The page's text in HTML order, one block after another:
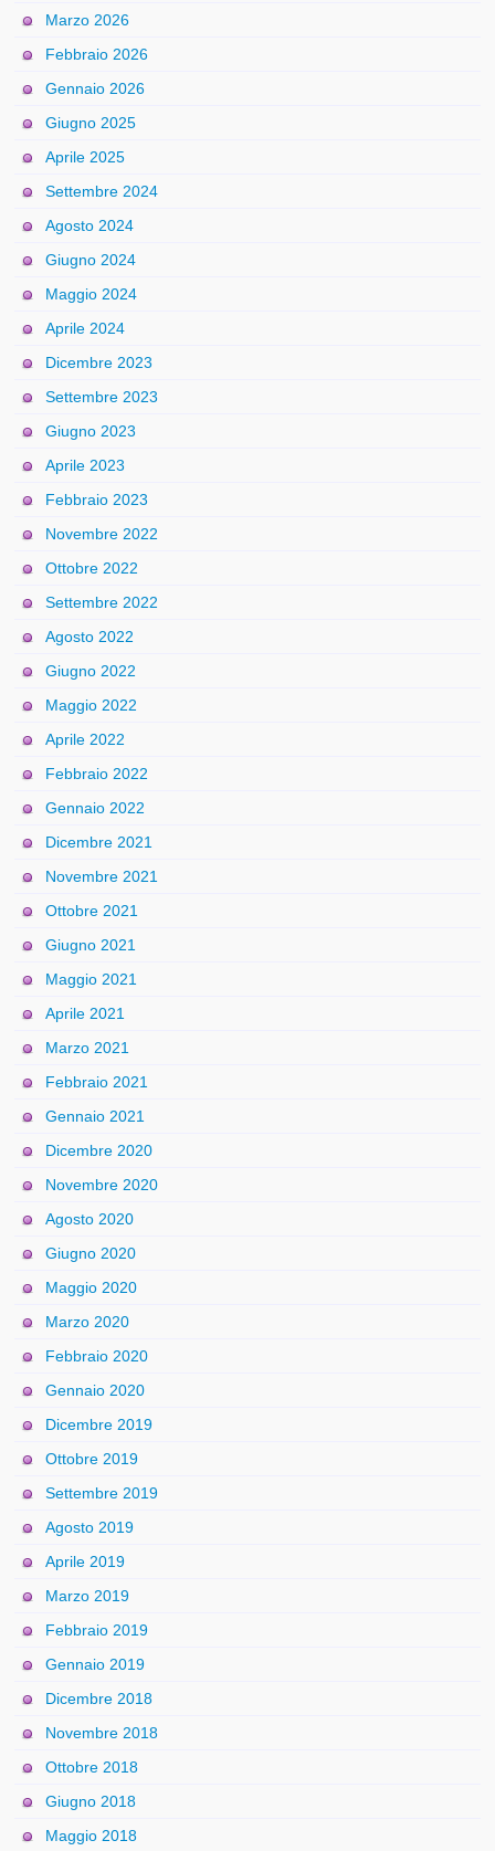
Marzo 2026
Febbraio 2026
Gennaio 2026
Giugno 2025
Aprile 2025
Settembre 2024
Agosto 2024
Giugno 2024
Maggio 2024
Aprile 2024
Dicembre 2023
Settembre 2023
Giugno 2023
Aprile 2023
Febbraio 2023
Novembre 2022
Ottobre 2022
Settembre 2022
Agosto 2022
Giugno 2022
Maggio 2022
Aprile 2022
Febbraio 2022
Gennaio 2022
Dicembre 2021
Novembre 2021
Ottobre 2021
Giugno 2021
Maggio 2021
Aprile 2021
Marzo 2021
Febbraio 2021
Gennaio 2021
Dicembre 2020
Novembre 2020
Agosto 2020
Giugno 2020
Maggio 2020
Marzo 2020
Febbraio 2020
Gennaio 2020
Dicembre 2019
Ottobre 2019
Settembre 2019
Agosto 2019
Aprile 2019
Marzo 2019
Febbraio 2019
Gennaio 2019
Dicembre 2018
Novembre 2018
Ottobre 2018
Giugno 2018
Maggio 2018